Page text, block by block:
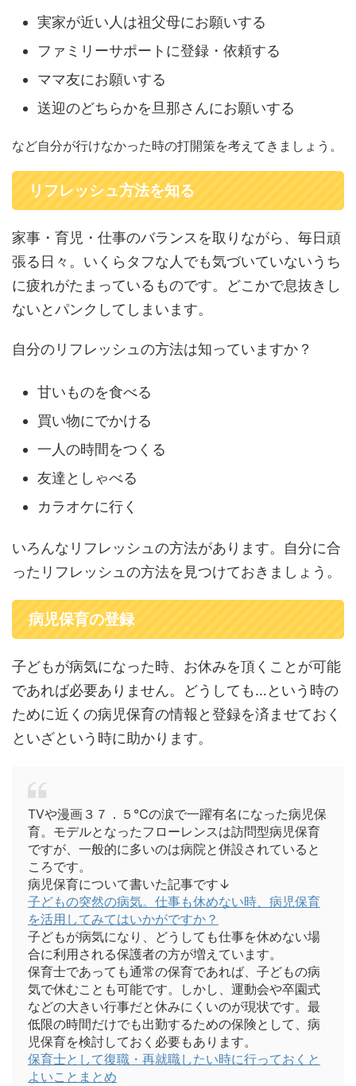
実家が近い人は祖父母にお願いする
ファミリーサポートに登録・依頼する
ママ友にお願いする
送迎のどちらかを旦那さんにお願いする
など自分が行けなかった時の打開策を考えてきましょう。
リフレッシュ方法を知る
家事・育児・仕事のバランスを取りながら、毎日頑
張る日々。いくらタフな人でも気づいていないうち
に疲れがたまっているものです。どこかで息抜きし
ないとパンクしてしまいます。
自分のリフレッシュの方法は知っていますか？
甘いものを食べる
買い物にでかける
一人の時間をつくる
友達としゃべる
カラオケに行く
いろんなリフレッシュの方法があります。自分に合
ったリフレッシュの方法を見つけておきましょう。
病児保育の登録
子どもが病気になった時、お休みを頂くことが可能
であれば必要ありません。どうしても…という時の
ために近くの病児保育の情報と登録を済ませておく
といざという時に助かります。
TVや漫画３７．５℃の涙で一躍有名になった病児保
育。モデルとなったフローレンスは訪問型病児保育
ですが、一般的に多いのは病院と併設されていると
ころです。
病児保育について書いた記事です↓
子どもの突然の病気。仕事も休めない時、病児保育
を活用してみてはいかがですか？
子どもが病気になり、どうしても仕事を休めない場
合に利用される保護者の方が増えています。
保育士であっても通常の保育であれば、子どもの病
気で休むことも可能です。しかし、運動会や卒園式
などの大きい行事だと休みにくいのが現状です。最
低限の時間だけでも出勤するための保険として、病
児保育を検討しておく必要もあります。
保育士として復職・再就職したい時に行っておくと
よいことまとめ